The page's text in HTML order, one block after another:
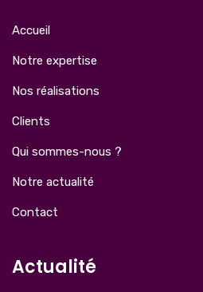
Accueil
Notre expertise
Nos réalisations
Clients
Qui sommes-nous ?
Notre actualité
Contact
Actualité